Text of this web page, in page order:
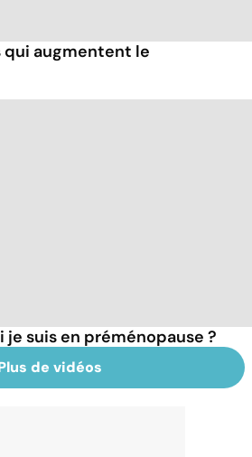
qui augmentent le
suis en préménopause ?
de vidéos